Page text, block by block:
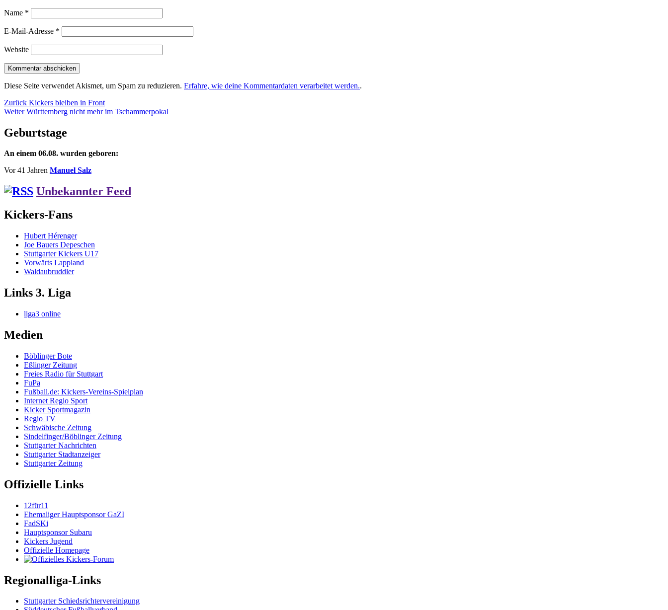
Name *
E-Mail-Adresse *
Website
Diese Seite verwendet Akismet, um Spam zu reduzieren. Erfahre, wie deine Kommentardaten verarbeitet werden..
Beitragsnavigation
Zurück Vorheriger
Beitrag:
Kickers bleiben in Front
Weiter Nächster
Württemberg nicht mehr im Tschammerpokal
Geburtstage
An einem 06.08. wurden geboren:
Vor 41 Jahren Manuel Salz
Unbekannter Feed
Kickers-Fans
Hubert Hérenger
Joe Bauers Depeschen
Stuttgarter Kickers U17
Vorwärts Lappland
Waldaubruddler
Links 3. Liga
liga3 online
Medien
Böblinger Bote
Eßlinger Zeitung
Freies Radio für Stuttgart
FuPa
Fußball.de: Kickers-Vereins-Spielplan
Internet Regio Sport
Kicker Sportmagazin
Regio TV
Schwäbische Zeitung
Sindelfinger/Böblinger Zeitung
Stuttgarter Nachrichten
Stuttgarter Stadtanzeiger
Stuttgarter Zeitung
Offizielle Links
12für11
Ehemaliger Hauptsponsor GaZI
FadSKi
Hauptsponsor Subaru
Kickers Jugend
Offizielle Homepage
Regionalliga-Links
Stuttgarter Schiedsrichtervereinigung